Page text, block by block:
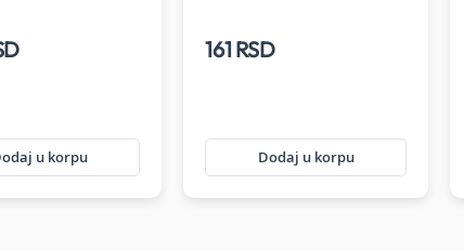
u korpu
161 RSD
Dodaj u korpu